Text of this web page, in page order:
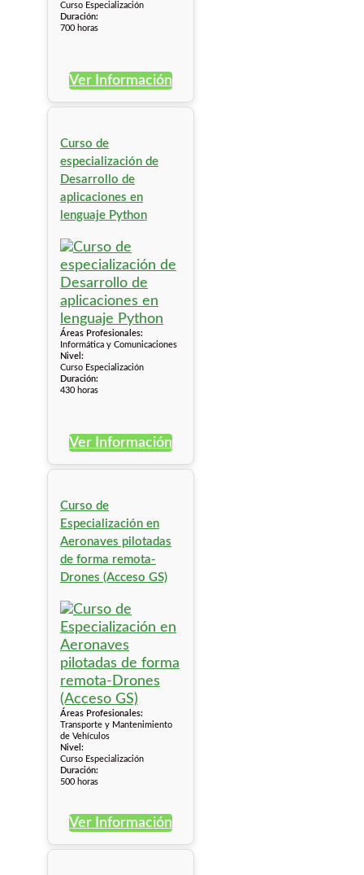
Curso Especialización
Duración:
700 horas
Ver Información
Curso de
especialización de
Desarrollo de
aplicaciones en
lenguaje Python
Áreas Profesionales:
Informática y Comunicaciones
Nivel:
Curso Especialización
Duración:
430 horas
Ver Información
Curso de
Especialización en
Aeronaves pilotadas
de forma remota-
Drones (Acceso GS)
Áreas Profesionales:
Transporte y Mantenimiento
de Vehículos
Nivel:
Curso Especialización
Duración:
500 horas
Ver Información